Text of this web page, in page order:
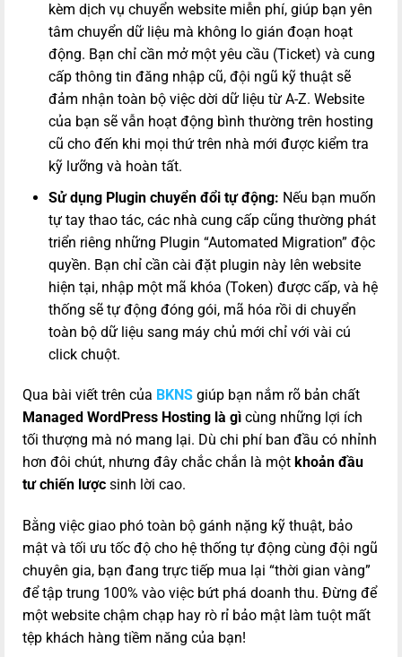
kèm dịch vụ chuyển website miễn phí, giúp bạn yên
tâm chuyển dữ liệu mà không lo gián đoạn hoạt
động. Bạn chỉ cần mở một yêu cầu (Ticket) và cung
cấp thông tin đăng nhập cũ, đội ngũ kỹ thuật sẽ
đảm nhận toàn bộ việc dời dữ liệu từ A-Z. Website
của bạn sẽ vẫn hoạt động bình thường trên hosting
cũ cho đến khi mọi thứ trên nhà mới được kiểm tra
kỹ lưỡng và hoàn tất.
Sử dụng Plugin chuyển đổi tự động: Nếu bạn muốn
tự tay thao tác, các nhà cung cấp cũng thường phát
triển riêng những Plugin “Automated Migration” độc
quyền. Bạn chỉ cần cài đặt plugin này lên website
hiện tại, nhập một mã khóa (Token) được cấp, và hệ
thống sẽ tự động đóng gói, mã hóa rồi di chuyển
toàn bộ dữ liệu sang máy chủ mới chỉ với vài cú
click chuột.
Qua bài viết trên của BKNS giúp bạn nắm rõ bản chất
Managed WordPress Hosting là gì cùng những lợi ích
tối thượng mà nó mang lại. Dù chi phí ban đầu có nhỉnh
hơn đôi chút, nhưng đây chắc chắn là một khoản đầu
tư chiến lược sinh lời cao.
Bằng việc giao phó toàn bộ gánh nặng kỹ thuật, bảo
mật và tối ưu tốc độ cho hệ thống tự động cùng đội ngũ
chuyên gia, bạn đang trực tiếp mua lại “thời gian vàng”
để tập trung 100% vào việc bứt phá doanh thu. Đừng để
một website chậm chạp hay rò rỉ bảo mật làm tuột mất
tệp khách hàng tiềm năng của bạn!